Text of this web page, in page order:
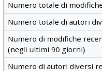
Numero totale di
Numero totale di autori
Numero di modifiche
(negli ultimi 90 giorni)
Numero di autori diversi